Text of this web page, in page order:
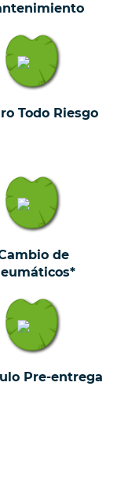
Todo Riesgo
de
Pre-entrega